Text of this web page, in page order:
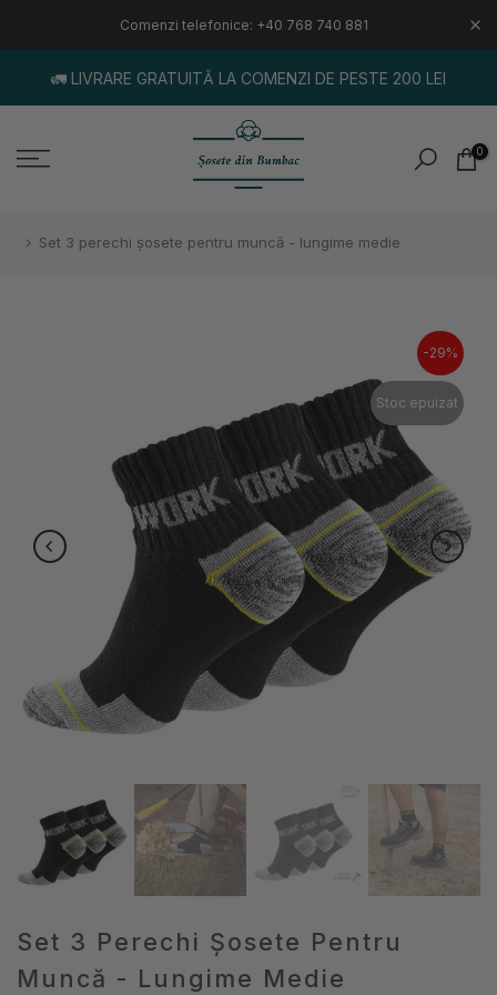
continut
Comenzi telefonice: +40 768 740 881
🚛 LIVRARE GRATUITĂ LA COMENZI DE PESTE 200 LEI
0
Set 3 perechi șosete pentru muncă - lungime medie
-29%
Stoc epuizat
Set 3 Perechi Șosete Pentru
Muncă - Lungime Medie